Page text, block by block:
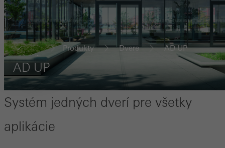
...
Produkty Dvere AD UP
AD UP
Systém jedných dverí pre všetky
aplikácie